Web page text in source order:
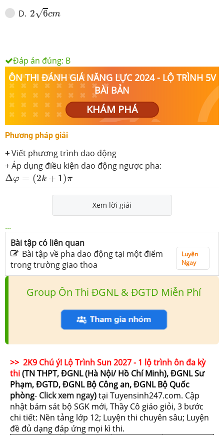
D. 2√6cm
2 cm
Đáp án đúng: B
ÔN THI ĐÁNH GIÁ NĂNG LỰC 2024 - LỘ TRÌNH 5V
BÀI BẢN
KHÁM PHÁ
Phương pháp giải
+Viết phương trình dao động
+ Áp dụng điều kiện dao động ngược pha:
Δφ = (2k + 1)π
Δφ= 2k+1 π
Xem lời giải
...
Bài tập có liên quan
Bài tập về pha dao động tại một điểm
trong trường giao thoa
Luyện
Ngay
Group Ôn Thi ĐGNL & ĐGTD Miễn Phí
>> 2K9 Chú ý! Lộ Trình Sun 2027 - 1 lộ trình ôn đa kỳ
thi(TN THPT, ĐGNL (Hà Nội/ Hồ Chí Minh), ĐGNL Sư
Phạm, ĐGTD, ĐGNL Bộ Công an, ĐGNL Bộ Quốc
phòng- Click xem ngay)tại Tuyensinh247.com. Cập
nhật bám sát bộ SGK mới, Thầy Cô giáo giỏi, 3 bước
chi tiết: Nền tảng lớp 12; Luyện thi chuyên sâu; Luyện
đề đủ dạng đáp ứng mọi kì thi.